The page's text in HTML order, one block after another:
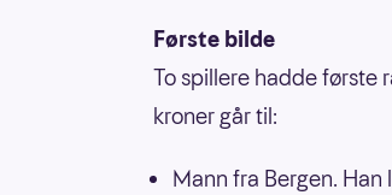
Første bilde
To spillere hadde første
kroner går til:
Mann fra Bergen.